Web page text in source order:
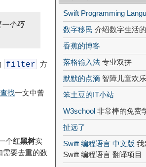
个巧
filter 方
找一文中曾
个红黑树实
需要去重的数
Swift Programming
数字移民 介绍数字生活
香蕉的博客
落格输入法 专业双拼
默默的点滴 智障儿童欢
笨土豆的IT小站
W3school 非常棒的免费
扯远了
Swift 编程语言 中文版 我
Swift 编程语言 翻译项目